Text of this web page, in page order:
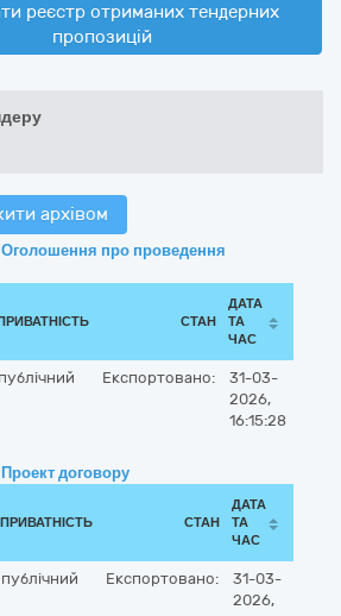
реєстр отриманих тендерних
пропозицій
архівом
про проведення
СТАН
ДАТА
ТА
ЧАС
публічний Експортовано:
31-03-
2026,
16:15:28
договору
ПРИВАТНІСТЬ СТАН
ДАТА
ТА
ЧАС
публічний Експортовано:
31-03-
2026,